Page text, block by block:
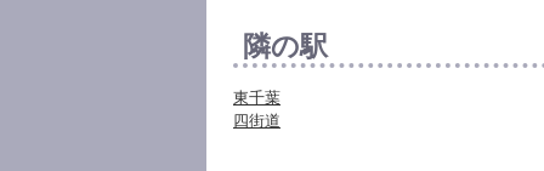
隣の駅
東千葉
四街道